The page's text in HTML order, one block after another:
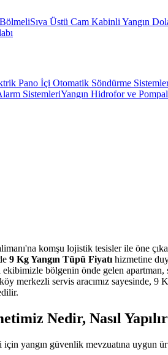
Sıva Üstü Cam Kabinli Yangın
Pano İçi Otomatik Söndürme
SistemleriYangın Hidrofor ve
komşu lojistik tesisler ile öne
9 Kg Yangın Tüpü Fiyatı hizmetine
bölgenin önde gelen
servis aracımız sayesinde, 9
Nedir, Nasıl
yangın güvenlik mevzuatına uygun